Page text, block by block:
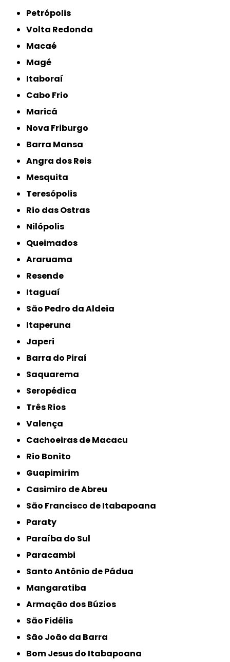
Petrópolis
Volta Redonda
Macaé
Magé
Itaboraí
Cabo Frio
Maricá
Nova Friburgo
Barra Mansa
Angra dos Reis
Mesquita
Teresópolis
Rio das Ostras
Nilópolis
Queimados
Araruama
Resende
Itaguaí
São Pedro da Aldeia
Itaperuna
Japeri
Barra do Piraí
Saquarema
Seropédica
Três Rios
Valença
Cachoeiras de Macacu
Rio Bonito
Guapimirim
Casimiro de Abreu
São Francisco de Itabapoana
Paraty
Paraíba do Sul
Paracambi
Santo Antônio de Pádua
Mangaratiba
Armação dos Búzios
São Fidélis
São João da Barra
Bom Jesus do Itabapoana